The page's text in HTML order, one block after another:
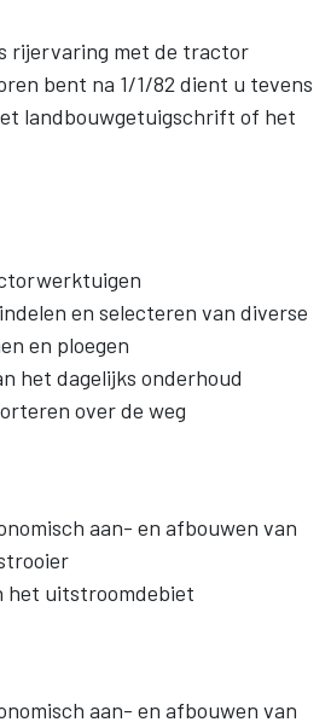
rijervaring met de tractor
bent na 1/1/82 dient u tevens
landbouwgetuigschrift of het
en selecteren van diverse
en ploegen
het dagelijks onderhoud
over de weg
aan- en afbouwen van
het uitstroomdebiet
aan- en afbouwen van